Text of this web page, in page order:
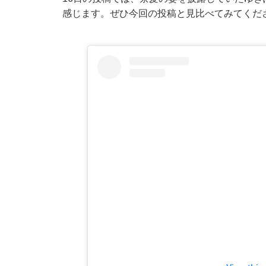
感じます。ぜひ今回の投稿と見比べてみてくだ